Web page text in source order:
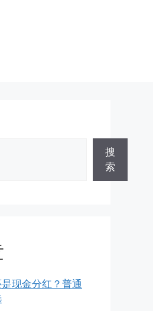
搜
索
现金分红？普通